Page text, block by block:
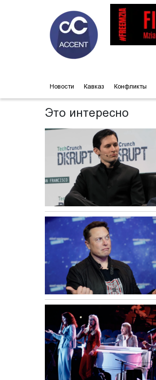
Новости Кавказ Конфликты
Это интересно